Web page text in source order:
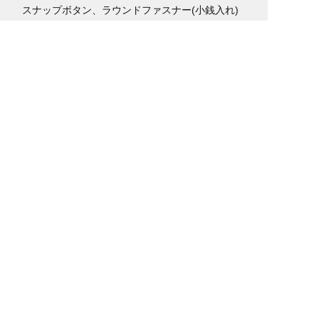
スナップボタン、ラウンドファスナー(小銭入れ)